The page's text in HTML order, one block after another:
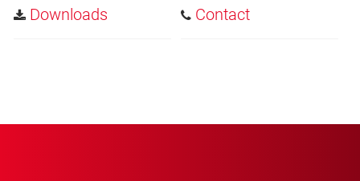
Downloads Contact